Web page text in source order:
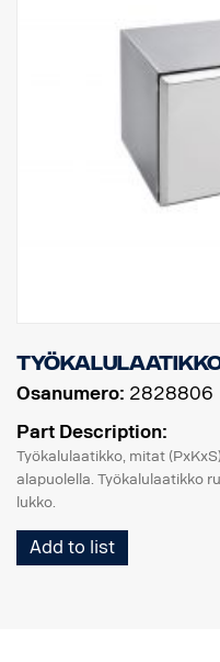
Työkalulaatikko
Osanumero: 2828806
Part Description:
Työkalulaatikko, mitat
alapuolella. Työkalulaatikko
lukko.
Add to list